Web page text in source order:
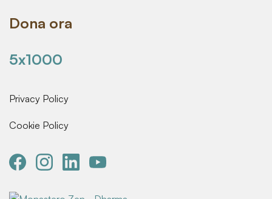
Dona ora
5x1000
Privacy Policy
Cookie Policy